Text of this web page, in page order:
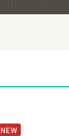
NEW